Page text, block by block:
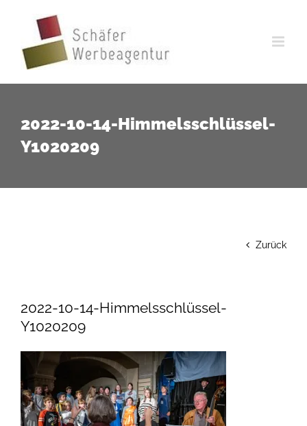
springen
2022-10-14-Himmelsschlüssel-
Y1020209
Zurück
2022-10-14-Himmelsschlüssel-
Y1020209